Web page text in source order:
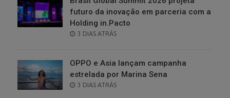
futuro da inovação em parceria com a
Holding in.Pacto
POSTED
3 DIAS ATRÁS
OPPO e Asia lançam campanha
estrelada por Marina Sena
POSTED
3 DIAS ATRÁS